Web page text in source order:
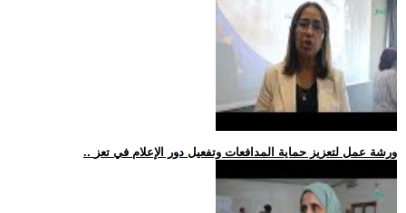
.. ورشة عمل لتعزيز حماية المدافعات وتفعيل دور الإعلام في تعز